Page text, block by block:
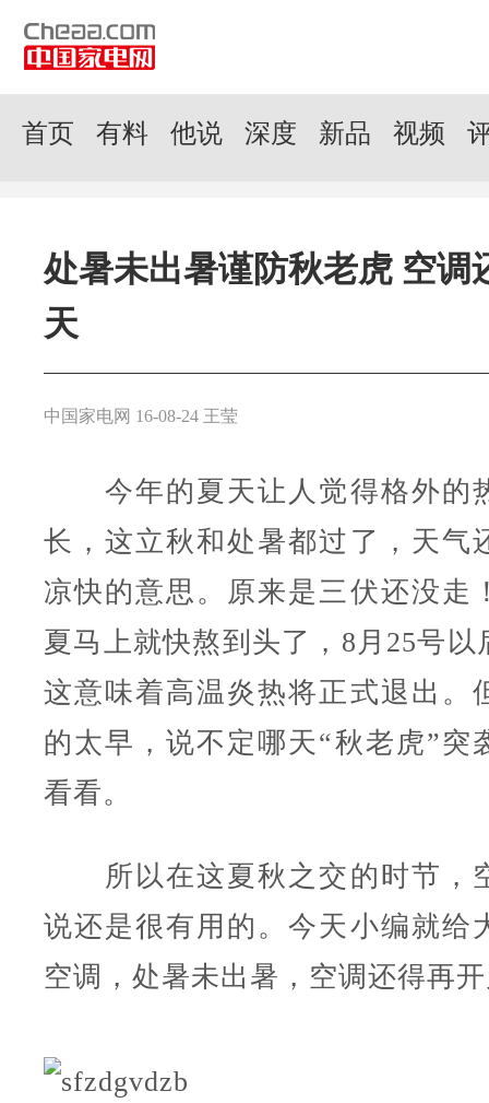
首页 有料 他说 深度 新品 视频
处暑未出暑谨防秋老虎 空调
天
中国家电网 16-08-24 王莹
今年的夏天让人觉得格外的
长，这立秋和处暑都过了，天气
凉快的意思。原来是三伏还没走
夏马上就快熬到头了，8月25号以
这意味着高温炎热将正式退出。
的太早，说不定哪天“秋老虎”突
看看。
所以在这夏秋之交的时节，
说还是很有用的。今天小编就给
空调，处暑未出暑，空调还得再